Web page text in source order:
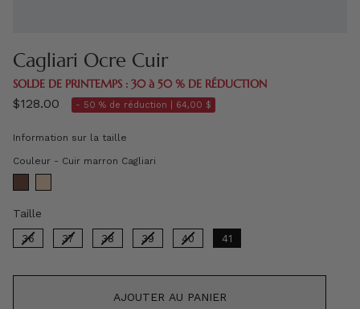
Cagliari Ocre Cuir
SOLDE DE PRINTEMPS : 30 à 50 % DE RÉDUCTION
$128.00 - 50 % de réduction | 64,00 $
Information sur la taille
Couleur - Cuir marron Cagliari
Taille
36 37 38 39 40 41
AJOUTER AU PANIER